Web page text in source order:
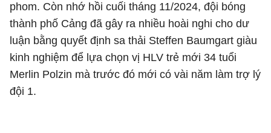
phom. Còn nhớ hồi cuối tháng 11/2024, đội bóng
thành phố Cảng đã gây ra nhiều hoài nghi cho dư
luận bằng quyết định sa thải Steffen Baumgart giàu
kinh nghiệm để lựa chọn vị HLV trẻ mới 34 tuổi
Merlin Polzin mà trước đó mới có vài năm làm trợ lý
đội 1.